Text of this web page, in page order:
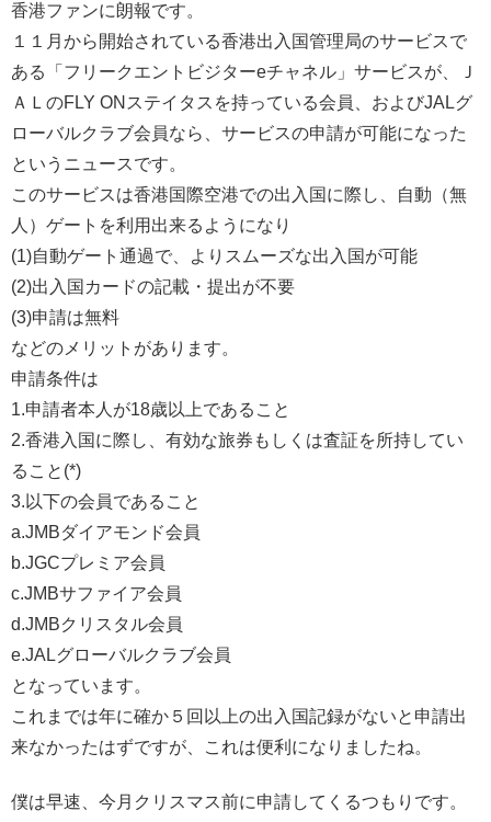
香港ファンに朗報です。
１１月から開始されている香港出入国管理局のサービスで
ある「フリークエントビジターeチャネル」サービスが、Ｊ
ＡＬのFLY ONステイタスを持っている会員、およびJALグ
ローバルクラブ会員なら、サービスの申請が可能になった
というニュースです。
このサービスは香港国際空港での出入国に際し、自動（無
人）ゲートを利用出来るようになり
(1)自動ゲート通過で、よりスムーズな出入国が可能
(2)出入国カードの記載・提出が不要
(3)申請は無料
などのメリットがあります。
申請条件は
1.申請者本人が18歳以上であること
2.香港入国に際し、有効な旅券もしくは査証を所持してい
ること(*)
3.以下の会員であること
a.JMBダイアモンド会員
b.JGCプレミア会員
c.JMBサファイア会員
d.JMBクリスタル会員
e.JALグローバルクラブ会員
となっています。
これまでは年に確か５回以上の出入国記録がないと申請出
来なかったはずですが、これは便利になりましたね。
僕は早速、今月クリスマス前に申請してくるつもりです。